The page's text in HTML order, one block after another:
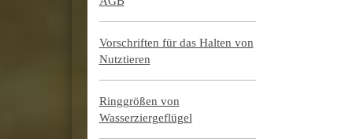
Vorschriften für das Halten von
Nutztieren
Ringgrößen von
Wasserziergeflügel